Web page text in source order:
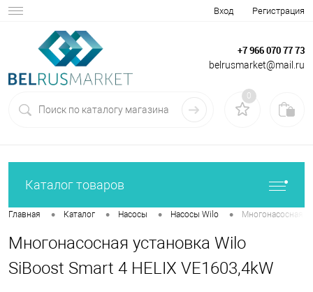
Вход Регистрация
+7 966 070 77 73
belrusmarket@mail.ru
0
Каталог товаров
Главная • Каталог • Насосы • Насосы Wilo • Многонасосная
Многонасосная установка Wilo
SiBoost Smart 4 HELIX VE1603,4kW